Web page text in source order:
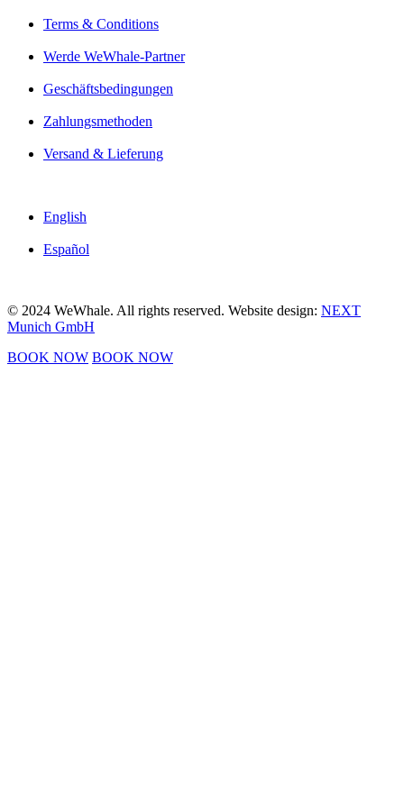
Terms & Conditions
Werde WeWhale-Partner
Geschäftsbedingungen
Zahlungsmethoden
Versand & Lieferung
English
Español
© 2024 WeWhale. All rights reserved. Website design: NEXT
Munich GmbH
BOOK NOW BOOK NOW